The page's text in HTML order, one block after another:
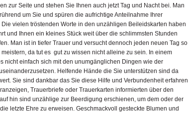
zur Seite und stehen Sie Ihnen auch jetzt Tag und Nacht bei. Man
um Sie und spüren die aufrichtige Anteilnahme Ihrer
Die vielen tröstenden Worte in den unzähligen Beileidskarten haben
und Ihnen ein kleines Stück weit über die schlimmsten Stunden
Man ist in tiefer Trauer und versucht dennoch jeden neuen Tag so
meistern, da tut es gut zu wissen nicht alleine zu sein. In einem
nicht einfach sich mit den unumgänglichen Dingen wie der
Helfende Hände die Sie unterstützen sind da
Sie sind dankbar das Sie diese Hilfe und Verbundenheit erfahren
Trauerbriefe oder Trauerkarten informierten über den
hin sind unzählige zur Beerdigung erschienen, um dem oder der
letzte Ehre zu erweisen. Geschmackvoll gesteckte Blumen und